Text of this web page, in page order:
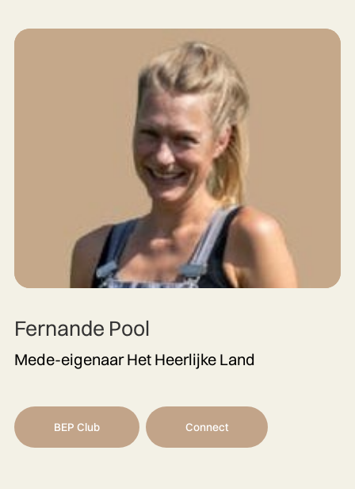
Fernande Pool
Mede-eigenaar Het Heerlijke Land
BEP Club Connect